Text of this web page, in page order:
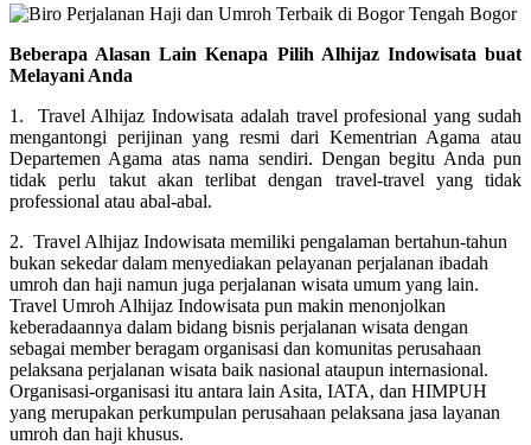
Beberapa Alasan Lain Kenapa Pilih Alhijaz Indowisata buat
Melayani Anda
1. Travel Alhijaz Indowisata adalah travel profesional yang sudah
mengantongi perijinan yang resmi dari Kementrian Agama atau
Departemen Agama atas nama sendiri. Dengan begitu Anda pun
tidak perlu takut akan terlibat dengan travel-travel yang tidak
professional atau abal-abal.
2. Travel Alhijaz Indowisata memiliki pengalaman bertahun-tahun
bukan sekedar dalam menyediakan pelayanan perjalanan ibadah
umroh dan haji namun juga perjalanan wisata umum yang lain.
Travel Umroh Alhijaz Indowisata pun makin menonjolkan
keberadaannya dalam bidang bisnis perjalanan wisata dengan
sebagai member beragam organisasi dan komunitas perusahaan
pelaksana perjalanan wisata baik nasional ataupun internasional.
Organisasi-organisasi itu antara lain Asita, IATA, dan HIMPUH
yang merupakan perkumpulan perusahaan pelaksana jasa layanan
umroh dan haji khusus.